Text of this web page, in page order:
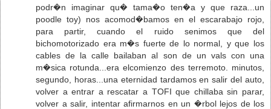
podr�n imaginar qu� tama�o ten�a y que raza...un
poodle toy) nos acomod�bamos en el escarabajo rojo,
para partir, cuando el ruido senimos que del
bichomotorizado era m�s fuerte de lo normal, y que los
cables de la calle bailaban al son de un vals con una
m�sica rotunda...era elcomienzo des terremoto. minutos,
segundo, horas...una eternidad tardamos en salir del auto,
volver a entrar a rescatar a TOFI que chillaba sin parar,
volver a salir, intentar afirmarnos en un �rbol lejos de los